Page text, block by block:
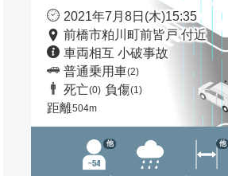
2021年7月8日(木)15:35
前橋市粕川町前皆戸 付近
車両相互 小破事故
普通乗用車(2)
死亡(0) 負傷(1)
距離504m
他 他